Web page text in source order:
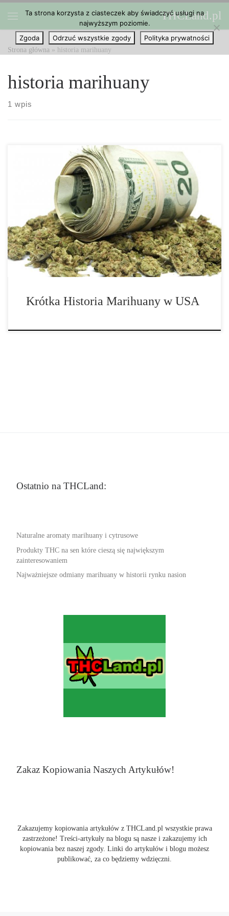
Przejdź do treści THCLand.pl
Strona główna » historia marihuany
historia marihuany
1 wpis
Historia marihuany w Stanach Zjednoczonych nie jest ładna. Była
przedmiotem oszczerczej kampanii i politycznego oczerniania,
marihuana i konopia przeszła naprawdę długą drogę. Historia
marihuany przed rokiem 1937 Aż do około 100 lat temu, historia
marihuany była nierozerwalnie związana z historią […]
Krótka Historia Marihuany w USA
Ostatnio na THCLand:
Naturalne aromaty marihuany i cytrusowe
Produkty THC na sen które cieszą się największym
zainteresowaniem
Najważniejsze odmiany marihuany w historii rynku nasion
Zakaz Kopiowania Naszych Artykułów!
Zakazujemy kopiowania artykułów z THCLand.pl wszystkie prawa
zastrzeżone! Treści-artykuły na blogu są nasze i zakazujemy ich
kopiowania bez naszej zgody. Linki do artykułów i blogu możesz
publikować, za co będziemy wdzięczni.
Ta strona korzysta z ciasteczek aby świadczyć usługi na
najwyższym poziomie.
Zgoda
Odrzuć wszystkie zgody Polityka prywatności